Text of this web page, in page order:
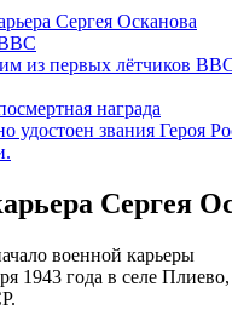
Сергея Осканова
из первых лётчиков
награда
удостоен звания Героя
Сергея
военной карьеры
1943 года в селе